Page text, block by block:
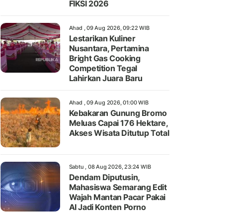
FIKSI 2026
Ahad , 09 Aug 2026, 09:22 WIB
Lestarikan Kuliner
Nusantara, Pertamina
Bright Gas Cooking
Competition Tegal
Lahirkan Juara Baru
Ahad , 09 Aug 2026, 01:00 WIB
Kebakaran Gunung Bromo
Meluas Capai 176 Hektare,
Akses Wisata Ditutup Total
Sabtu , 08 Aug 2026, 23:24 WIB
Dendam Diputusin,
Mahasiswa Semarang Edit
Wajah Mantan Pacar Pakai
AI Jadi Konten Porno